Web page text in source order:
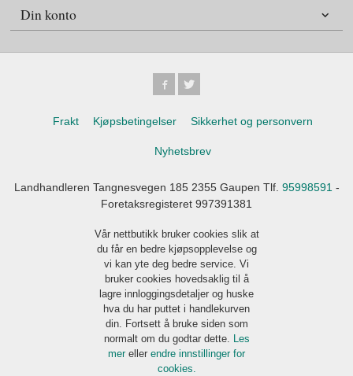
Din konto
Frakt Kjøpsbetingelser Sikkerhet og personvern
Nyhetsbrev
Landhandleren Tangnesvegen 185 2355 Gaupen Tlf. 95998591-
Foretaksregisteret 997391381
Vår nettbutikk bruker cookies slik at
du får en bedre kjøpsopplevelse og
vi kan yte deg bedre service. Vi
bruker cookies hovedsaklig til å
lagre innloggingsdetaljer og huske
hva du har puttet i handlekurven
din. Fortsett å bruke siden som
normalt om du godtar dette.
Les
mer eller endre innstillinger for
cookies.